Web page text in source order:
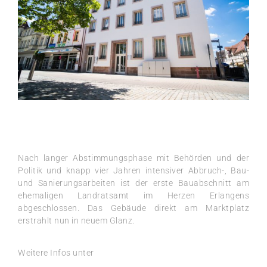
Nach langer Abstimmungsphase mit Behörden und der
Politik und knapp vier Jahren intensiver Abbruch-, Bau-
und Sanierungsarbeiten ist der erste Bauabschnitt am
ehemaligen Landratsamt im Herzen Erlangens
abgeschlossen. Das Gebäude direkt am Marktplatz
erstrahlt nun in neuem Glanz.
Weitere Infos unter